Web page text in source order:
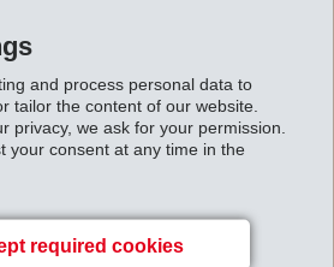
and process personal data to
tailor the content of our website.
privacy, we ask for your permission.
your consent at any time in the
required cookies
zudem an, die beschlagnahmten
zu vernichten und hob das
auf.
eidgenössischen Untersuchungsrichters